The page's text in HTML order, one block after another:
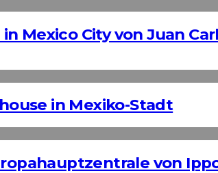
Mexico City von Juan
in Mexiko-Stadt
von